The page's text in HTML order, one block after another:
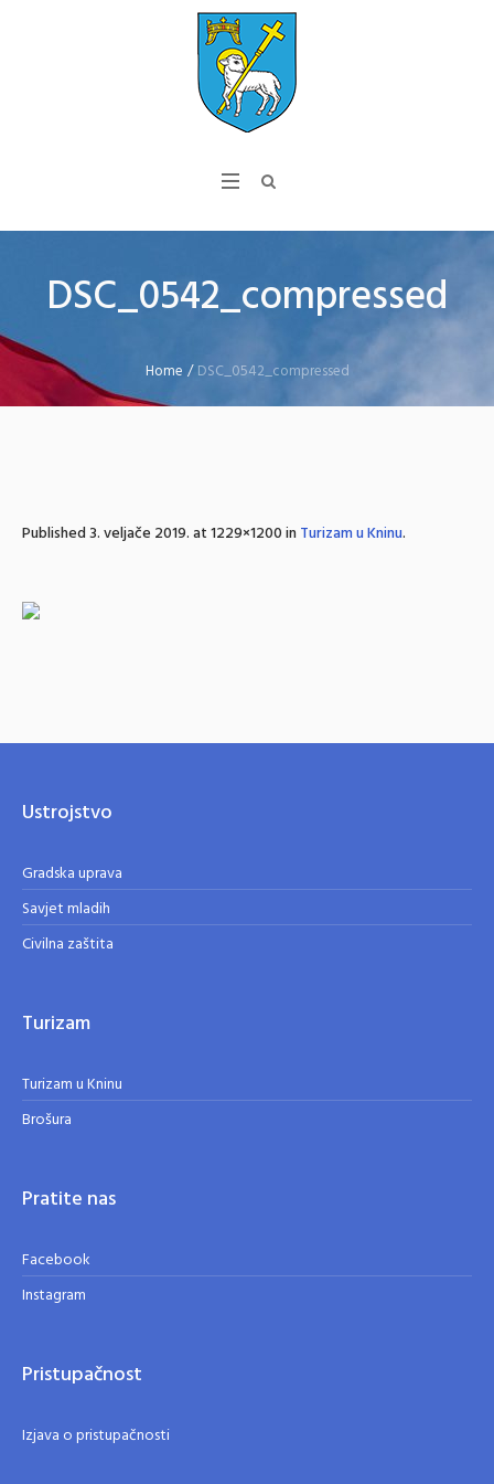
DSC_0542_compressed
Home /DSC_0542_compressed
Published3. veljače 2019.at 1229×1200 inTurizam u Kninu.
Ustrojstvo
Gradska uprava
Savjet mladih
Civilna zaštita
Turizam
Turizam u Kninu
Brošura
Pratite nas
Facebook
Instagram
Pristupačnost
Izjava o pristupačnosti